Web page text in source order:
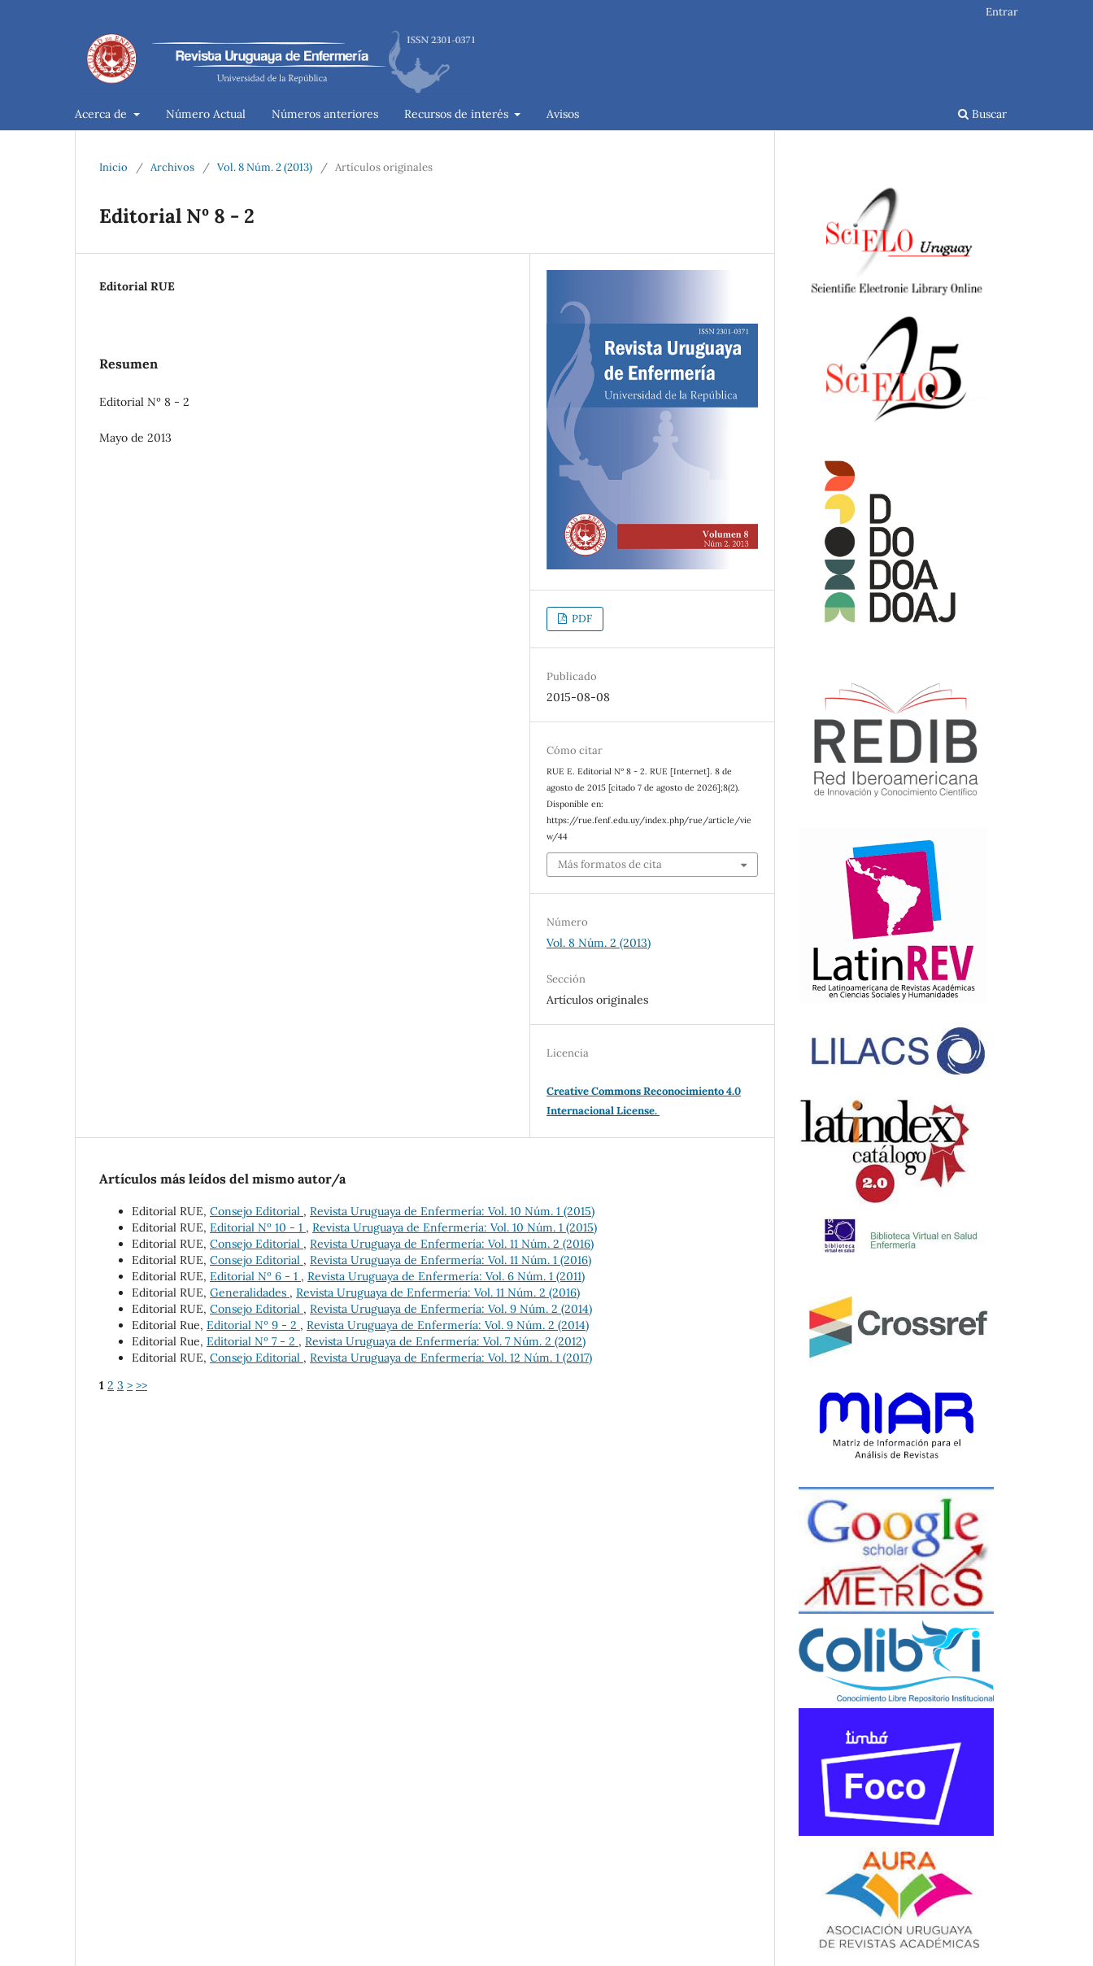
Acerca de Número Actual Números anteriores Recursos de interés Avisos Buscar
Entrar
Inicio / Archivos / Vol. 8 Núm. 2 (2013) / Artículos originales
Editorial Nº 8 - 2
Editorial RUE
Resumen
Editorial Nº 8 - 2
Mayo de 2013
PDF
Publicado
2015-08-08
Cómo citar
RUE E. Editorial Nº 8 - 2. RUE [Internet]. 8 de
agosto de 2015 [citado 7 de agosto de 2026];8(2).
Disponible en:
https://rue.fenf.edu.uy/index.php/rue/article/vie
w/44
Más formatos de cita
Número
Vol. 8 Núm. 2 (2013)
Sección
Artículos originales
Licencia
Creative Commons Reconocimiento 4.0
Internacional License.
Artículos más leídos del mismo autor/a
Editorial RUE, Consejo Editorial , Revista Uruguaya de Enfermería: Vol. 10 Núm. 1 (2015)
Editorial RUE, Editorial Nº 10 - 1 , Revista Uruguaya de Enfermería: Vol. 10 Núm. 1 (2015)
Editorial RUE, Consejo Editorial , Revista Uruguaya de Enfermería: Vol. 11 Núm. 2 (2016)
Editorial RUE, Consejo Editorial , Revista Uruguaya de Enfermería: Vol. 11 Núm. 1 (2016)
Editorial RUE, Editorial Nº 6 - 1 , Revista Uruguaya de Enfermería: Vol. 6 Núm. 1 (2011)
Editorial RUE, Generalidades , Revista Uruguaya de Enfermería: Vol. 11 Núm. 2 (2016)
Editorial RUE, Consejo Editorial , Revista Uruguaya de Enfermería: Vol. 9 Núm. 2 (2014)
Editorial Rue, Editorial Nº 9 - 2 , Revista Uruguaya de Enfermería: Vol. 9 Núm. 2 (2014)
Editorial Rue, Editorial Nº 7 - 2 , Revista Uruguaya de Enfermería: Vol. 7 Núm. 2 (2012)
Editorial RUE, Consejo Editorial , Revista Uruguaya de Enfermería: Vol. 12 Núm. 1 (2017)
1 2 3 > >>